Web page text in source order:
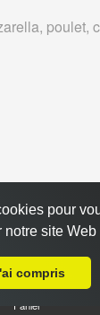
poulet,
Panier
pour
notre site Web
compris